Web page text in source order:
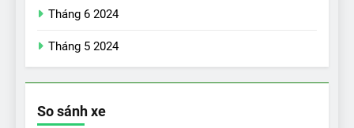
Tháng 6 2024
Tháng 5 2024
So sánh xe
chỉ có trên VinFast VF8